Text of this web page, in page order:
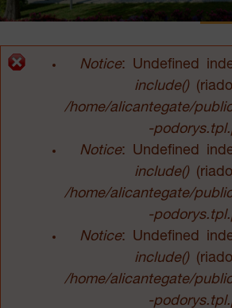
Notice: Undefined
include()
/home/alicantegate/
-
Notice: Undefined
include()
/home/alicantegate/
-
Notice: Undefined
include()
/home/alicantegate/
-